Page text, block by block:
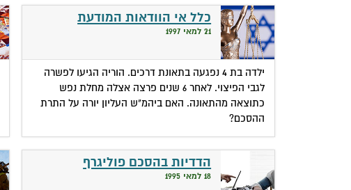
כלל אי הוודאות המודעת
21 למאי 1997
ילדה בת 4 נפגעה בתאונת דרכים. הוריה הגיעו לפשרה
לגבי הפיצוי. לאחר 6 שנים פרצה אצלה מחלת נפש
כתוצאה מהתאונה. האם ביהמ"ש העליון יורה על התרת
ההסכם?
הדדיות בהסכם פוליגרף
18 למאי 1995